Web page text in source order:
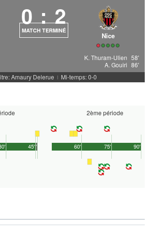
0 : 2
MATCH TERMINÉ
Nice
K. Thuram-Ulien 58'
A. Gouiri 86'
Amaury Delerue
| Mi-temps: 0-0
45'1'
2ème période
90'
60' 75'